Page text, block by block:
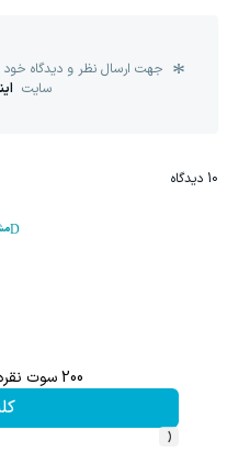
جهت ارسال نظر و دیدگاه خود
سایت
10 دیدگاه
‹